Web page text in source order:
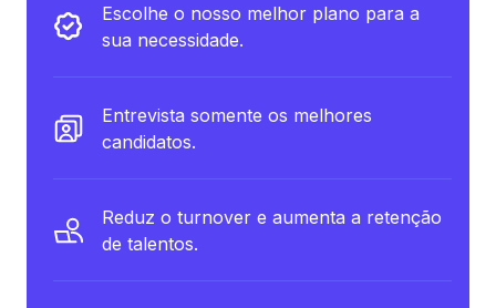
Escolhe o nosso melhor plano para a
sua necessidade.
Entrevista somente os melhores
candidatos.
Reduz o turnover e aumenta a retenção
de talentos.